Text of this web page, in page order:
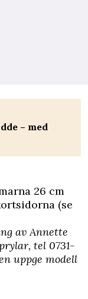
– med
26 cm
(se
av Annette
, tel 0731-
uppge modell